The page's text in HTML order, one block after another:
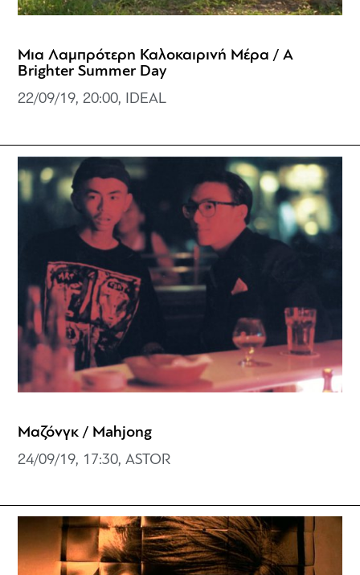
Μια Λαμπρότερη Καλοκαιρινή Μέρα / A
Brighter Summer Day
22/09/19, 20:00, IDEAL
Μαζόνγκ / Mahjong
24/09/19, 17:30, ASTOR